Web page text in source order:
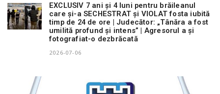
EXCLUSIV 7 ani și 4 luni pentru brăileanul
care și-a SECHESTRAT și VIOLAT fosta iubită
timp de 24 de ore | Judecător: „Tânăra a fost
umilită profund și intens” | Agresorul a și
fotografiat-o dezbrăcată
2026-07-06